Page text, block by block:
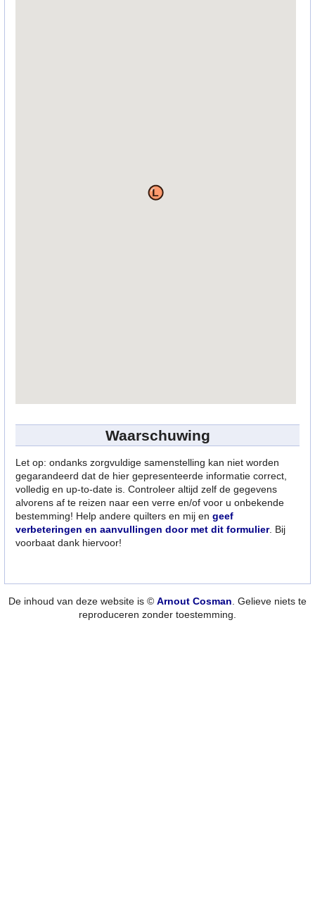
Waarschuwing
Let op: ondanks zorgvuldige samenstelling kan niet worden
gegarandeerd dat de hier gepresenteerde informatie correct,
volledig en up-to-date is. Controleer altijd zelf de gegevens
alvorens af te reizen naar een verre en/of voor u onbekende
bestemming! Help andere quilters en mij engeef
verbeteringen en aanvullingen door met dit formulier. Bij
voorbaat dank hiervoor!
De inhoud van deze website is © Arnout Cosman . Gelieve niets te
reproduceren zonder toestemming.